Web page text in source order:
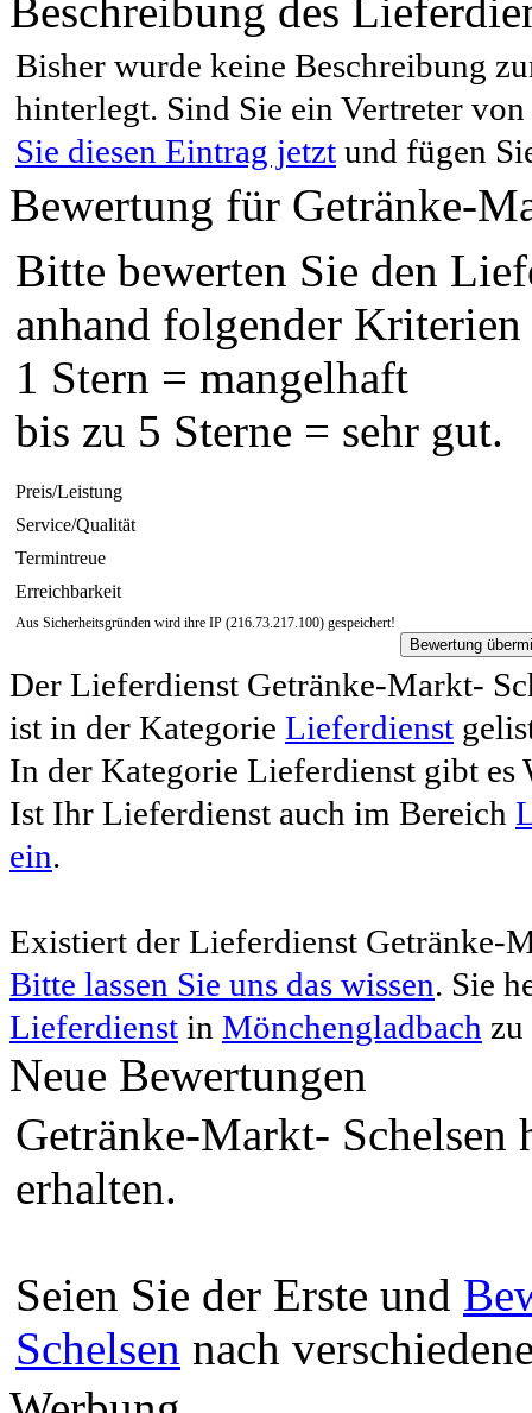
Beschreibung des
Bisher wurde keine Beschreibung
hinterlegt. Sind Sie ein Vertreter
Sie diesen Eintrag jetzt und fügen
Bewertung für Getränke-
Bitte bewerten Sie den
anhand folgender
1 Stern = mangelhaft
bis zu 5 Sterne = sehr gut.
Preis/Leistung
Service/Qualität
Termintreue
Erreichbarkeit
Aus Sicherheitsgründen wird ihre IP (216.73.217.100) gespeichert!
Der Lieferdienst Getränke-Markt-
ist in der Kategorie Lieferdienst
In der Kategorie Lieferdienst gibt
Ist Ihr Lieferdienst auch im Bereich
ein.
Existiert der Lieferdienst Getränke-
Bitte lassen Sie uns das wissen. Sie
Lieferdienst in Mönchengladbach
Neue Bewertungen
Getränke-Markt- Schelsen
erhalten.
Seien Sie der Erste und
Schelsen nach